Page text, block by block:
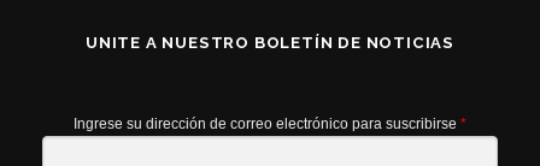
UNITE A NUESTRO BOLETÍN DE NOTICIAS
Ingrese su dirección de correo electrónico para suscribirse *